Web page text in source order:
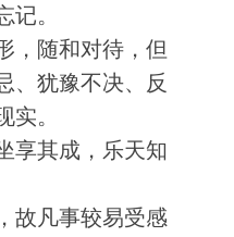
。
，随和对待，但
、犹豫不决、反
。
享其成，乐天知
故凡事较易受感